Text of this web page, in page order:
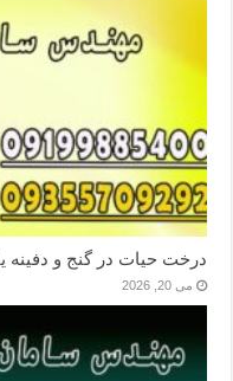
درخت حیات در گنج و دفینه
می 20, 2026